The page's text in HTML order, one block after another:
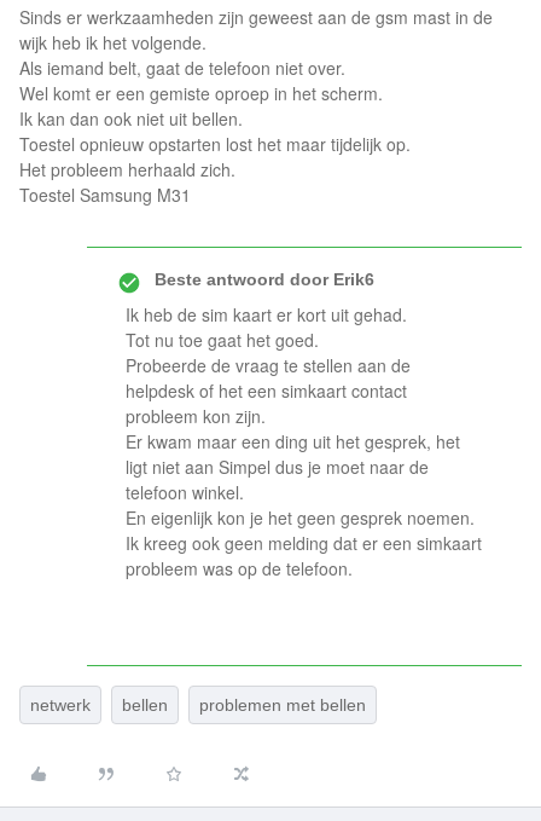
Sinds er werkzaamheden zijn geweest aan de gsm mast in de
wijk heb ik het volgende.
Als iemand belt, gaat de telefoon niet over.
Wel komt er een gemiste oproep in het scherm.
Ik kan dan ook niet uit bellen.
Toestel opnieuw opstarten lost het maar tijdelijk op.
Het probleem herhaald zich.
Toestel Samsung M31
Beste antwoord doorErik6
Ik heb de sim kaart er kort uit gehad.
Tot nu toe gaat het goed.
Probeerde de vraag te stellen aan de
helpdesk of het een simkaart contact
probleem kon zijn.
Er kwam maar een ding uit het gesprek, het
ligt niet aan Simpel dus je moet naar de
telefoon winkel.
En eigenlijk kon je het geen gesprek noemen.
Ik kreeg ook geen melding dat er een simkaart
probleem was op de telefoon.
netwerk bellen problemen met bellen